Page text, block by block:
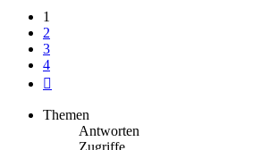
1
2
3
4
Themen
Antworten
Zugriffe